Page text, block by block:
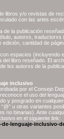
libros y/o revistas de
con las artes
de la publicación
autorxs, traductorxs
edición, cantidad de
espacios (incluyendo
del libro reseñado. El
lxs autorxs de la
inclusivo
por el Consejo
el uso del
y posgrado en
u otras variantes
no binarias). Ante
en el siguiente link:
lenguaje-inclusivo-